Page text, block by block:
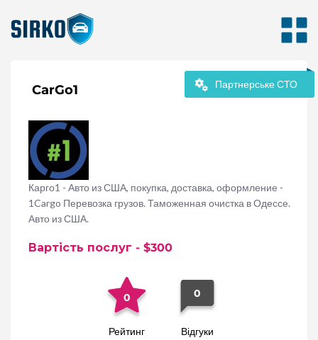
Партнерське СТО
CarGo1
Карго1 - Авто из США, покупка, доставка, оформление -
1Cargo Перевозка грузов. Таможенная очистка в Одессе.
Авто из США.
Вартість послуг - $300
0
Рейтинг
0
Відгуки